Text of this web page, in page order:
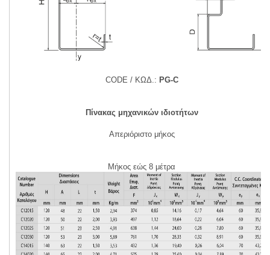
CODE / ΚΩΔ.: PG-C
Πίνακας μηχανικών ιδιοτήτων
Απεριόριστο μήκος
Μήκος εώς 8 μέτρα